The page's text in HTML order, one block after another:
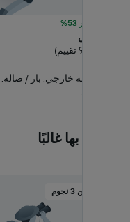
أرخص بمقدار 53%
كاسا إليوس
حمام سباحة خارجي, بار /
الموصى بها غالبًا
فندق من 3 نجوم